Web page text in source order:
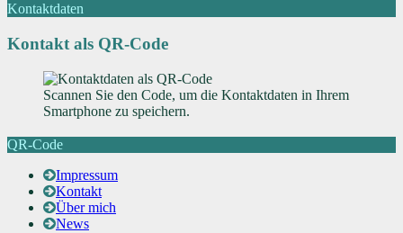
Kontaktdaten
Kontakt als QR-Code
Scannen Sie den Code, um die Kontaktdaten in Ihrem
Smartphone zu speichern.
QR-Code
Impressum
Kontakt
Über mich
News